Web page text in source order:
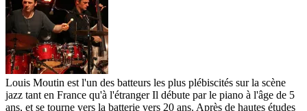
Louis Moutin est l'un des batteurs les plus plébiscités sur la scène
jazz tant en France qu'à l'étranger Il débute par le piano à l'âge de 5
ans, et se tourne vers la batterie vers 20 ans. Après de hautes études